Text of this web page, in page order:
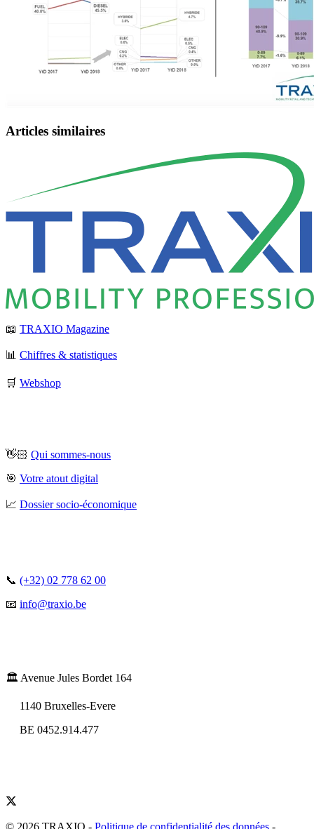
Articles similaires
📖 TRAXIO Magazine
📊 Chiffres & statistiques
🛒 Webshop
👋🏻 Qui sommes-nous
🎯 Votre atout digital
📈 Dossier socio-économique
📞 (+32) 02 778 62 00
📧 info@traxio.be
🏛️ Avenue Jules Bordet 164
1140 Bruxelles-Evere
BE 0452.914.477
© 2026 TRAXIO - Politique de confidentialité des données -